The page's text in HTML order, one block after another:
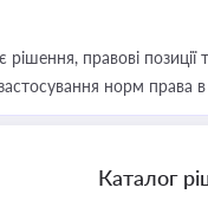
правові
норм права в
Каталог